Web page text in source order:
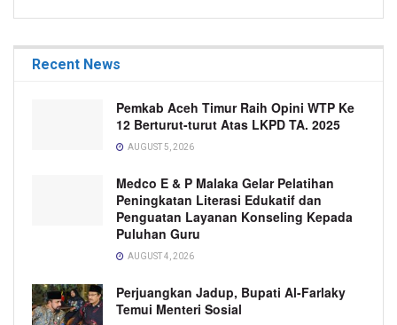
Recent News
Pemkab Aceh Timur Raih Opini WTP Ke
12 Berturut-turut Atas LKPD TA. 2025
AUGUST 5, 2026
Medco E & P Malaka Gelar Pelatihan
Peningkatan Literasi Edukatif dan
Penguatan Layanan Konseling Kepada
Puluhan Guru
AUGUST 4, 2026
Perjuangkan Jadup, Bupati Al-Farlaky
Temui Menteri Sosial